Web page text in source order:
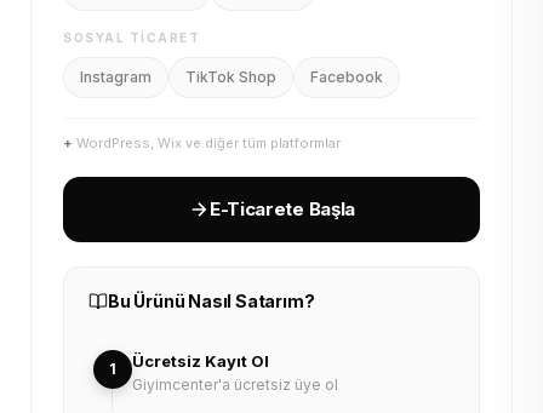
SOSYAL TICARET
Instagram TikTok Shop Facebook
+ WordPress, Wix ve diğer tüm platformlar
E-Ticarete Başla
Bu Ürünü Nasıl Satarım?
1 Ücretsiz Kayıt Ol
Giyimcenter'a ücretsiz üye ol